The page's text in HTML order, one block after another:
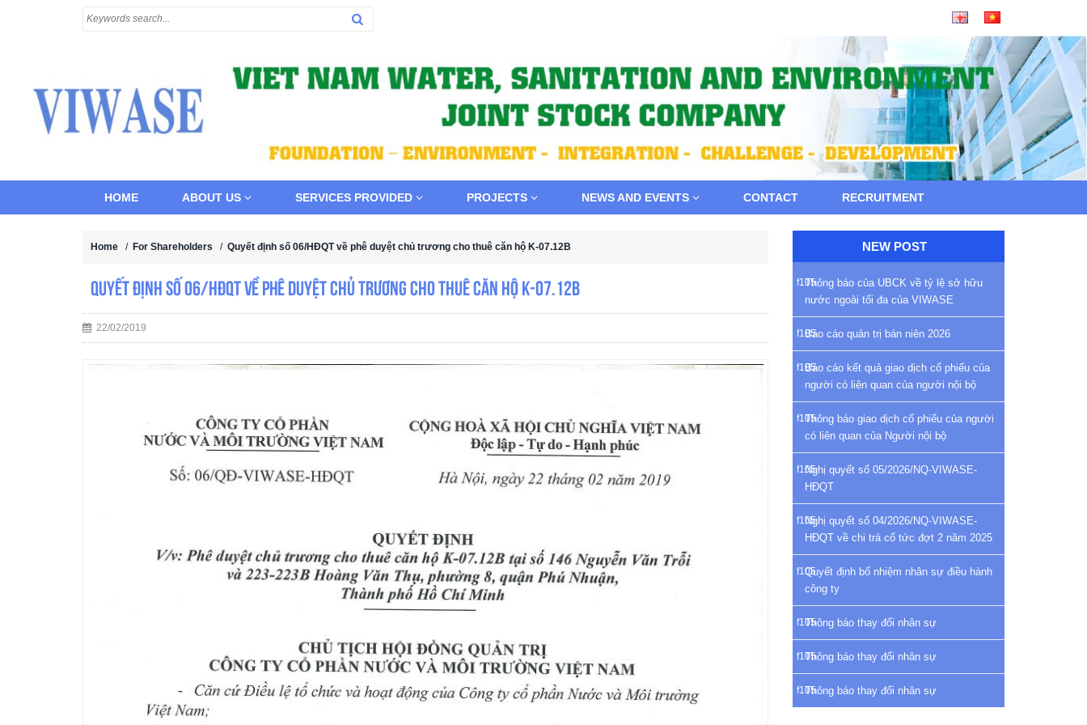
HOME ABOUT US SERVICES PROVIDED PROJECTS NEWS AND EVENTS CONTACT RECRUITMENT
Home / For Shareholders / Quyết định số 06/HĐQT về phê duyệt chủ trương cho thuê căn hộ K-07.12B
Quyết định số 06/HĐQT về phê duyệt chủ trương cho thuê căn hộ K-07.12B
22/02/2019
NEW POST
Thông báo của UBCK về tỷ lệ sở hữu
nước ngoài tối đa của VIWASE
Báo cáo quản trị bán niên 2026
Báo cáo kết quả giao dịch cổ phiếu của
người có liên quan của người nội bộ
Thông báo giao dịch cổ phiếu của người
có liên quan của Người nội bộ
Nghị quyết số 05/2026/NQ-VIWASE-
HĐQT
Nghị quyết số 04/2026/NQ-VIWASE-
HĐQT về chi trả cổ tức đợt 2 năm 2025
Quyết định bổ nhiệm nhân sự điều hành
công ty
Thông báo thay đổi nhân sự
Thông báo thay đổi nhân sự
Thông báo thay đổi nhân sự